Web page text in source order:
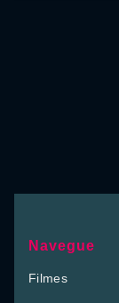
Navegue
Filmes